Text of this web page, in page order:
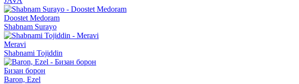
Doostet Medoram
Shabnam Surayo
Meravi
Shabnami Tojiddin
Бизан борон
Baron, Ezel